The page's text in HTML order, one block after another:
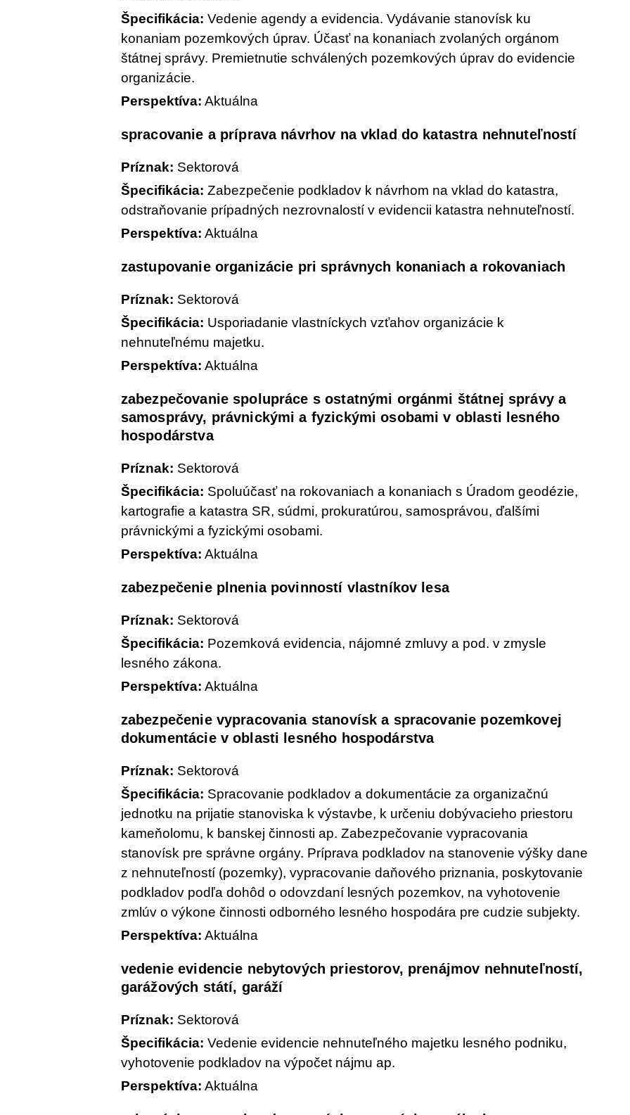
Špecifikácia: Vedenie agendy a evidencia. Vydávanie stanovísk ku
konaniam pozemkových úprav. Účasť na konaniach zvolaných orgánom
štátnej správy. Premietnutie schválených pozemkových úprav do evidencie
organizácie.
Perspektíva: Aktuálna
spracovanie a príprava návrhov na vklad do katastra nehnuteľností
Príznak: Sektorová
Špecifikácia: Zabezpečenie podkladov k návrhom na vklad do katastra,
odstraňovanie prípadných nezrovnalostí v evidencii katastra nehnuteľností.
Perspektíva: Aktuálna
zastupovanie organizácie pri správnych konaniach a rokovaniach
Príznak: Sektorová
Špecifikácia: Usporiadanie vlastníckych vzťahov organizácie k
nehnuteľnému majetku.
Perspektíva: Aktuálna
zabezpečovanie spolupráce s ostatnými orgánmi štátnej správy a
samosprávy, právnickými a fyzickými osobami v oblasti lesného
hospodárstva
Príznak: Sektorová
Špecifikácia: Spoluúčasť na rokovaniach a konaniach s Úradom geodézie,
kartografie a katastra SR, súdmi, prokuratúrou, samosprávou, ďalšími
právnickými a fyzickými osobami.
Perspektíva: Aktuálna
zabezpečenie plnenia povinností vlastníkov lesa
Príznak: Sektorová
Špecifikácia: Pozemková evidencia, nájomné zmluvy a pod. v zmysle
lesného zákona.
Perspektíva: Aktuálna
zabezpečenie vypracovania stanovísk a spracovanie pozemkovej
dokumentácie v oblasti lesného hospodárstva
Príznak: Sektorová
Špecifikácia: Spracovanie podkladov a dokumentácie za organizačnú
jednotku na prijatie stanoviska k výstavbe, k určeniu dobývacieho priestoru
kameňolomu, k banskej činnosti ap. Zabezpečovanie vypracovania
stanovísk pre správne orgány. Príprava podkladov na stanovenie výšky dane
z nehnuteľností (pozemky), vypracovanie daňového priznania, poskytovanie
podkladov podľa dohôd o odovzdaní lesných pozemkov, na vyhotovenie
zmlúv o výkone činnosti odborného lesného hospodára pre cudzie subjekty.
Perspektíva: Aktuálna
vedenie evidencie nebytových priestorov, prenájmov nehnuteľností,
garážových státí, garáží
Príznak: Sektorová
Špecifikácia: Vedenie evidencie nehnuteľného majetku lesného podniku,
vyhotovenie podkladov na výpočet nájmu ap.
Perspektíva: Aktuálna